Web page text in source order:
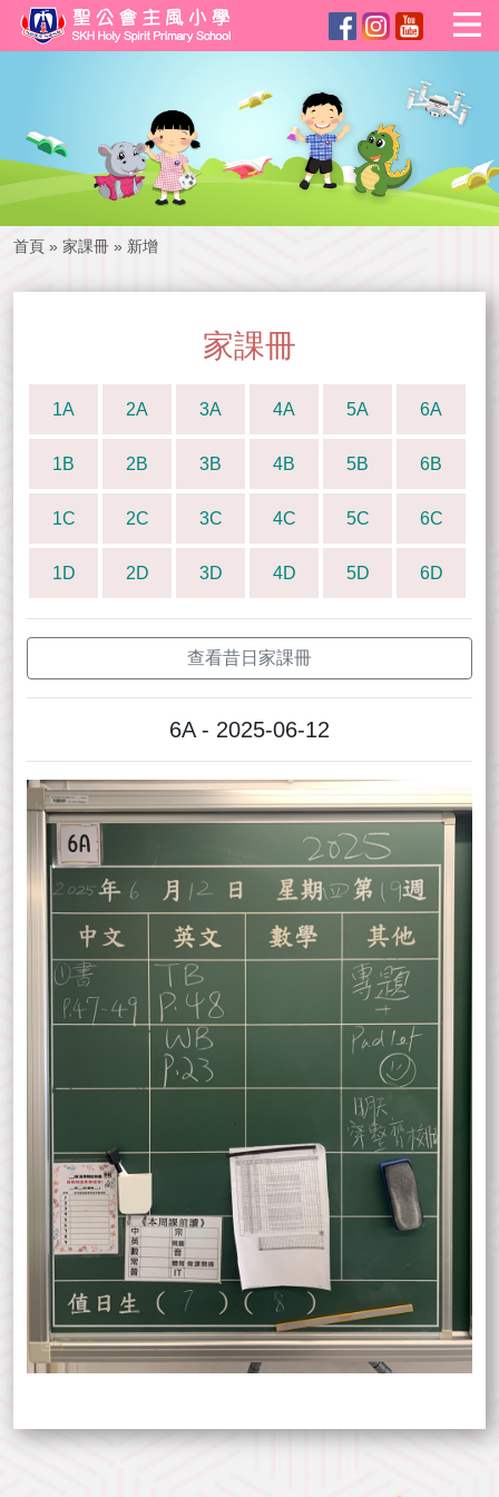
首頁 » 家課冊 » 新增
家課冊
1A 2A 3A 4A 5A 6A
1B 2B 3B 4B 5B 6B
1C 2C 3C 4C 5C 6C
1D 2D 3D 4D 5D 6D
查看昔日家課冊
6A - 2025-06-12